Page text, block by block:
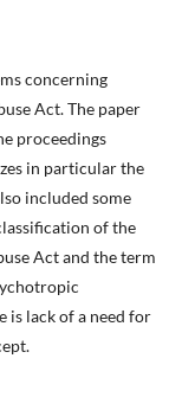
concerning
Act. The paper
proceedings
in particular the
included some
of the
Act and the term
is lack of a need for